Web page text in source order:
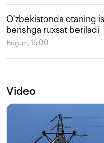
O‘zbekistonda otaning
berishga ruxsat beriladi
Bugun, 16:00
Video